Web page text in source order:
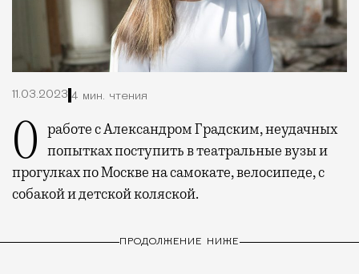
11.03.2023 4 мин. чтения
О работе с Александром Градским, неудачных попытках поступить в театральные вузы и
прогулках по Москве на самокате, велосипеде, с
собакой и детской коляской.
ПРОДОЛЖЕНИЕ НИЖЕ